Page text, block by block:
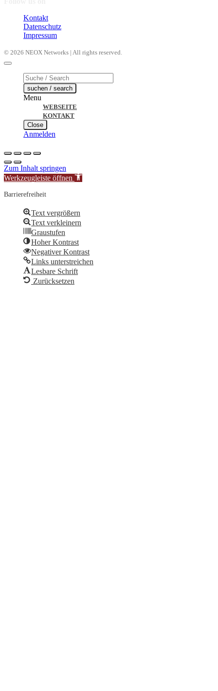
Kontakt
Datenschutz
Impressum
© 2026 NEOX Networks | All rights reserved.
Products
search
suchen / search
Menu
WEBSEITE
KONTAKT
Close
Anmelden
Zum Inhalt springen
Werkzeugleiste öffnen
Barrierefreiheit
Text vergrößern
Text verkleinern
Graustufen
Hoher Kontrast
Negativer Kontrast
Links unterstreichen
Lesbare Schrift
Zurücksetzen